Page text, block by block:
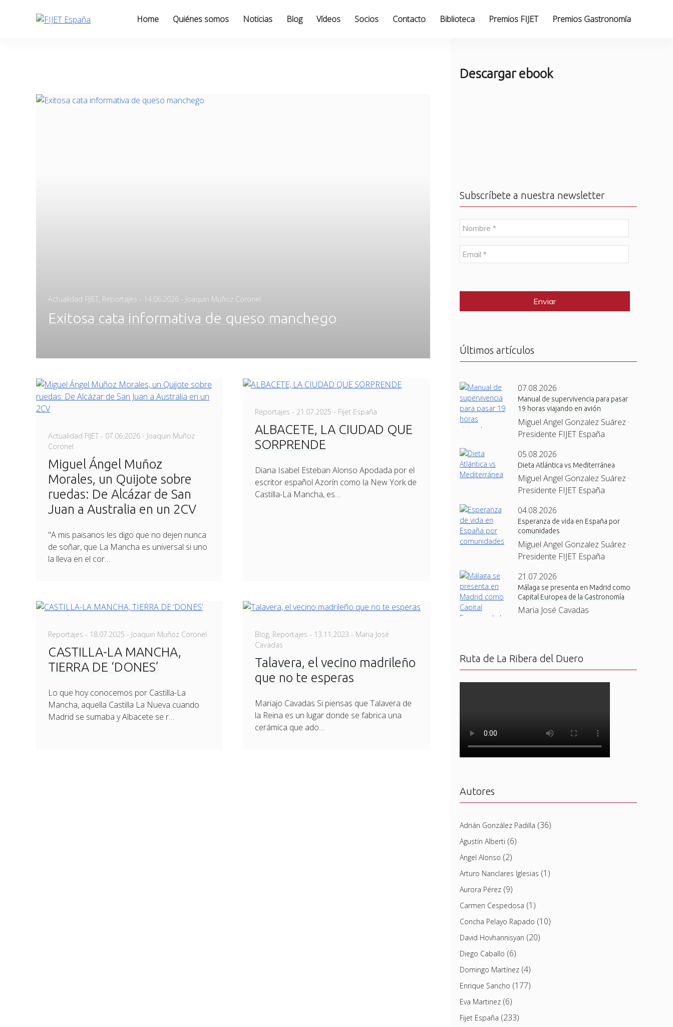
Home Quiénes somos Noticias Blog Vídeos Socios Contacto Biblioteca Premios FIJET Premios Gastronomía
Actualidad FIJET, Reportajes - Posted
14.06.2026 - Joaquin Muñoz Coronel
Exitosa cata informativa de queso manchego
Actualidad FIJET - Posted
07.06.2026 - Joaquin Muñoz
Coronel
Miguel Ángel Muñoz
Morales, un Quijote sobre
ruedas: De Alcázar de San
Juan a Australia en un 2CV
"A mis paisanos les digo que no dejen nunca
de soñar, que La Mancha es universal si uno
la lleva en el cor…
Reportajes - Posted
21.07.2025 - Fijet España
ALBACETE, LA CIUDAD QUE
SORPRENDE
Diana Isabel Esteban Alonso Apodada por el
escritor español Azorín como la New York de
Castilla-La Mancha, es…
Reportajes - Posted
18.07.2025 - Joaquin Muñoz Coronel
CASTILLA-LA MANCHA,
TIERRA DE ‘DONES’
Lo que hoy conocemos por Castilla-La
Mancha, aquella Castilla La Nueva cuando
Madrid se sumaba y Albacete se r…
Blog, Reportajes - Posted
13.11.2023 - Maria José
Cavadas
Talavera, el vecino madrileño
que no te esperas
Mariajo Cavadas Si piensas que Talavera de
la Reina es un lugar donde se fabrica una
cerámica que ado…
Descargar ebook
Subscríbete a nuestra newsletter
N
o
m
b
r
E
m
l
Últimos artículos
07.08.2026
Manual de supervivencia para pasar
19 horas viajando en avión
Miguel Angel Gonzalez Suárez ·
Presidente FIJET España
05.08.2026
Dieta Atlántica vs Mediterránea
Miguel Angel Gonzalez Suárez ·
Presidente FIJET España
04.08.2026
Esperanza de vida en España por
comunidades
Miguel Angel Gonzalez Suárez ·
Presidente FIJET España
21.07.2026
Málaga se presenta en Madrid como
Capital Europea de la Gastronomía
Maria José Cavadas
Ruta de La Ribera del Duero
Autores
Adrián González Padilla (36)
Agustín Alberti (6)
Angel Alonso (2)
Arturo Nanclares Iglesias (1)
Aurora Pérez(9)
Carmen Cespedosa (1)
Concha Pelayo Rapado (10)
David Hovhannisyan (20)
Diego Caballo (6)
Domingo Martínez(4)
Enrique Sancho (177)
Eva Martinez(6)
Fijet España (233)